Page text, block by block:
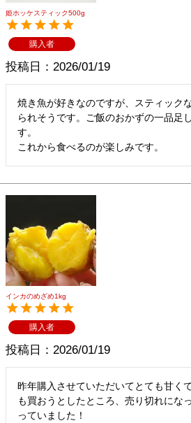
特定商取引法表示
姫ホッケスティック500g
購入者
投稿日 2026/01/19
焼き魚が好きなのですが、スティック
られそうです。ご飯のおかずの一品足
す。
これから食べるのが楽しみです。
インカのめざめ1kg
購入者
投稿日 2026/01/19
昨年購入させていただいてとても甘く
も買おうとしたところ、売り切れにな
っていました！